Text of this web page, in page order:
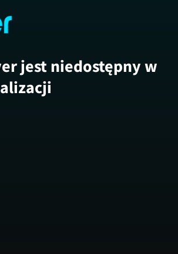
jest niedostępny w